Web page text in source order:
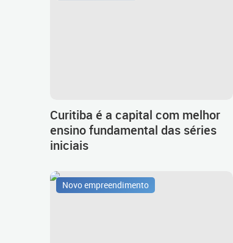
Curitiba é a capital com melhor
ensino fundamental das séries
iniciais
Novo empreendimento